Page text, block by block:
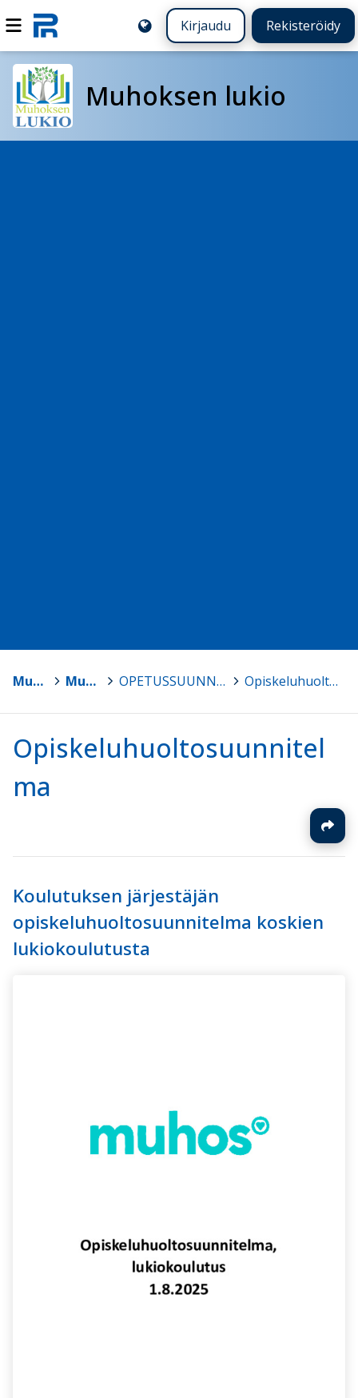
Kirjaudu Rekisteröidy
Muhoksen lukio
Muhos > Muhoksen lukio > OPETUSSUUNNITELMAT, suunnitelmat ja lomakkeita > Opiskeluhuoltosuunnitelma
Opiskeluhuoltosuunnitel
ma
Koulutuksen järjestäjän
opiskeluhuoltosuunnitelma koskien
lukiokoulutusta